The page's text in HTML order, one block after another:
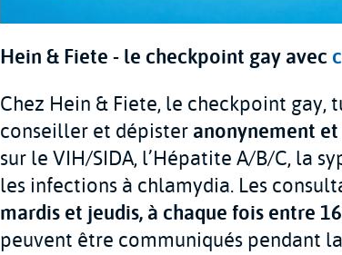
Hein & Fiete - le checkpoint gay avec
Chez Hein & Fiete, le checkpoint gay,
conseiller et dépisteranonynement
sur le VIH/SIDA, l’Hépatite A/B/C, la
les infections à chlamydia. Les
mardis et jeudis, à chaque fois entre
peuvent être communiqués pendant